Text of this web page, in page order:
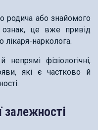
родича або знайомого
ознак, це вже привід
лікаря-нарколога.
фізіологічні,
які є частково й
залежності